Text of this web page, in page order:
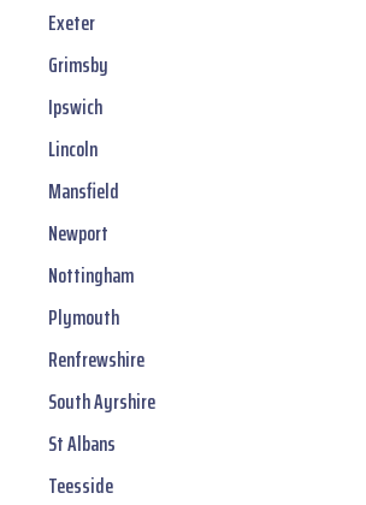
Exeter
Grimsby
Ipswich
Lincoln
Mansfield
Newport
Nottingham
Plymouth
Renfrewshire
South Ayrshire
St Albans
Teesside